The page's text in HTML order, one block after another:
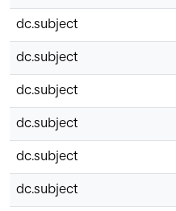
dc.subject
dc.subject
dc.subject
dc.subject
dc.subject
dc.subject